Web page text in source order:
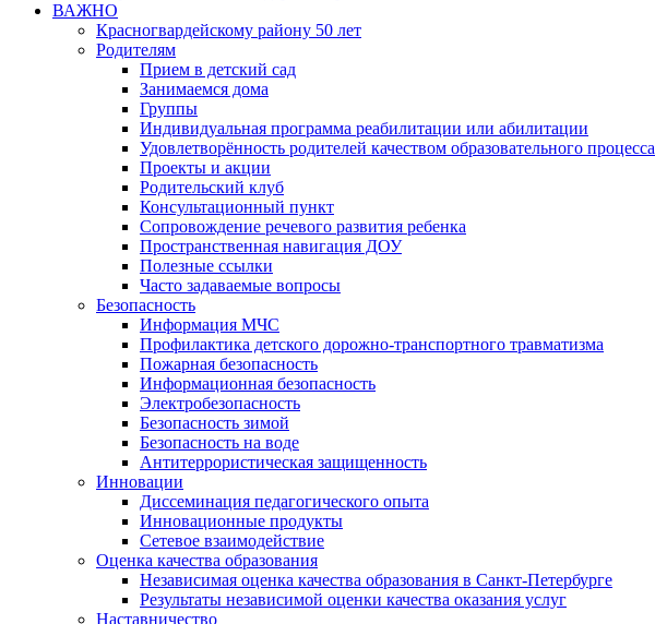
ВАЖНО
Красногвардейскому району 50 лет
Родителям
Прием в детский сад
Занимаемся дома
Группы
Индивидуальная программа реабилитации или абилитации
Удовлетворённость родителей качеством образовательного процесса
Проекты и акции
Родительский клуб
Консультационный пункт
Сопровождение речевого развития ребенка
Пространственная навигация ДОУ
Полезные ссылки
Часто задаваемые вопросы
Безопасность
Информация МЧС
Профилактика детского дорожно-транспортного травматизма
Пожарная безопасность
Информационная безопасность
Электробезопасность
Безопасность зимой
Безопасность на воде
Антитеррористическая защищенность
Инновации
Диссеминация педагогического опыта
Инновационные продукты
Сетевое взаимодействие
Оценка качества образования
Независимая оценка качества образования в Санкт-Петербурге
Результаты независимой оценки качества оказания услуг
Наставничество